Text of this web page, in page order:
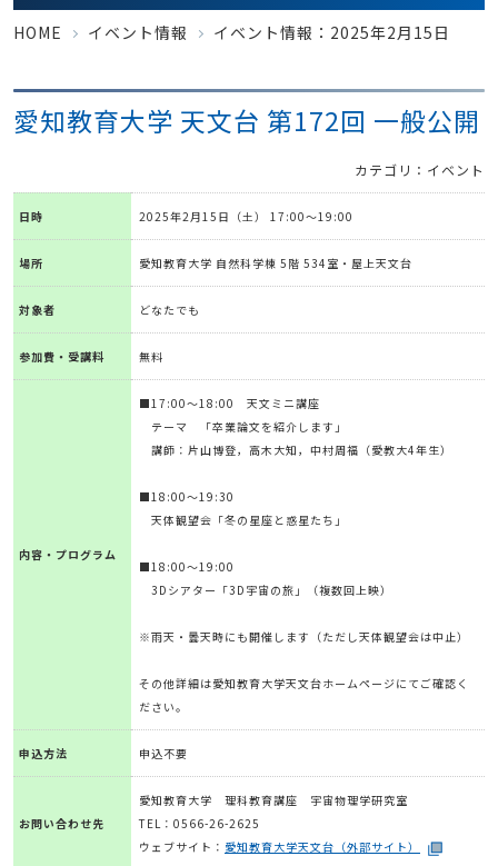
HOME イベント情報 イベント情報：2025年2月15日
愛知教育大学 天文台 第172回 一般公開
カテゴリ：イベント
日時 2025年2月15日（土） 17:00～19:00
場所 愛知教育大学 自然科学棟 5階 534室・屋上天文台
対象者 どなたでも
参加費・受講料 無料
内容・プログラム
■17:00～18:00 天文ミニ講座
テーマ 「卒業論文を紹介します」
講師：片山博登，高木大知，中村周福（愛教大4年生）
■18:00～19:30
天体観望会「冬の星座と惑星たち」
■18:00～19:00
3Dシアター「3D宇宙の旅」（複数回上映）
※雨天・曇天時にも開催します（ただし天体観望会は中止）
その他詳細は愛知教育大学天文台ホームページにてご確認く
ださい。
申込方法 申込不要
お問い合わせ先
愛知教育大学 理科教育講座 宇宙物理学研究室
TEL：0566-26-2625
ウェブサイト： 愛知教育大学天文台（外部サイト）